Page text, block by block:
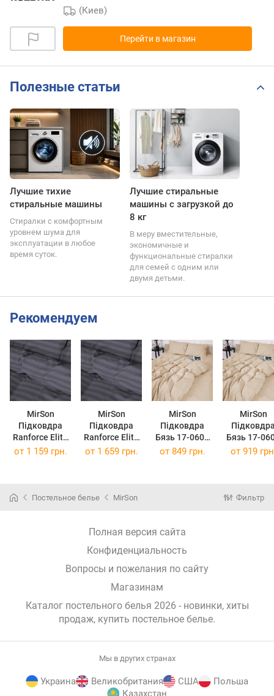
(Киев)
Перейти в магазин
Полезные статьи
Лучшие тихие
стиральные машины
Стиралки с комфортным
уровнем шума для
эксплуатации в любое
время суток.
Лучшие стиральные
машины с загрузкой до
8 кг
В меру вместительные,
экономичные и
функциональные стиралки
для семей с одним или
двумя детьми.
Рекомендуем
MirSon
Підковдра
Ranforce Elite
17-0601 Stripe
MirSon
Підковдра
Ranforce Elite
17-0601 Stripe
MirSon
Підковдра
Бязь 17-0602
Stripe Creamy
MirSon
Бязь 17-
Stripe
от 1 159 грн. от 1 659 грн. от 849 грн. от 919
Постельное белье MirSon Фильтр
Полная версия сайта
Конфиденциальность
Вопросы и пожелания по сайту
Магазинам
Каталог постельного белья 2026 - новинки, хиты
продаж, купить постельное белье.
Мы в других странах
Украина Великобритания США
Польша
Казахстан